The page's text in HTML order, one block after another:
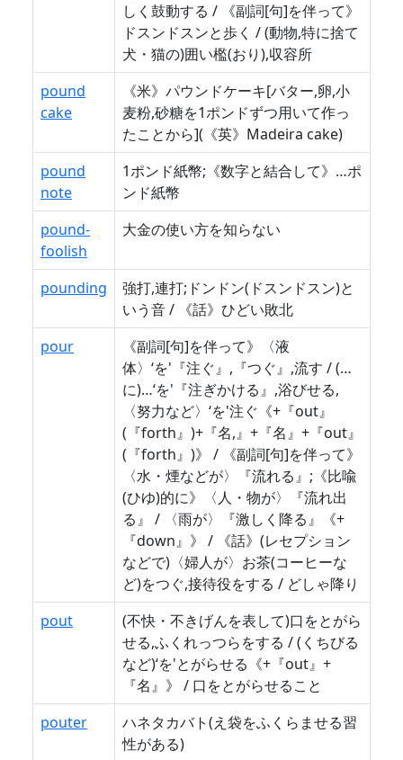
しく鼓動する / 《副詞[句]を伴って》
ドスンドスンと歩く / (動物,特に捨て
犬・猫の)囲い檻(おり),収容所
pound
cake
《米》パウンドケーキ[バター,卵,小
麦粉,砂糖を1ポンドずつ用いて作っ
たことから](《英》Madeira cake)
pound
note
1ポンド紙幣;《数字と結合して》…ポ
ンド紙幣
pound-
foolish
大金の使い方を知らない
pounding
強打,連打;ドンドン(ドスンドスン)と
いう音 / 《話》ひどい敗北
pour
《副詞[句]を伴って》〈液
体〉‘を'『注ぐ』,『つぐ』,流す / (…
に)…‘を'『注ぎかける』,浴びせる,
〈努力など〉‘を'注ぐ《+『out』
(『forth』)+『名,』+『名』+『out』
(『forth』)》 / 《副詞[句]を伴って》
〈水・煙などが〉『流れる』;《比喩
(ひゆ)的に》〈人・物が〉『流れ出
る』 / 〈雨が〉『激しく降る』《+
『down』》 / 《話》(レセプション
などで)〈婦人が〉お茶(コーヒーな
ど)をつぐ,接待役をする / どしゃ降り
pout
(不快・不きげんを表して)口をとがら
せる,ふくれっつらをする / (くちびる
など)‘を'とがらせる《+『out』+
『名』》 / 口をとがらせること
pouter
ハネタカバト(え袋をふくらませる習
性がある)